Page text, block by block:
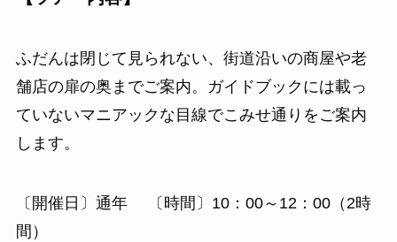
ふだんは閉じて見られない、街道沿いの商屋や老
舗店の扉の奥までご案内。ガイドブックには載っ
ていないマニアックな目線でこみせ通りをご案内
します。
〔開催日〕通年 〔時間〕10：00～12：00（2時
間）